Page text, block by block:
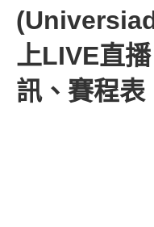
上LIVE直
訊、賽程表